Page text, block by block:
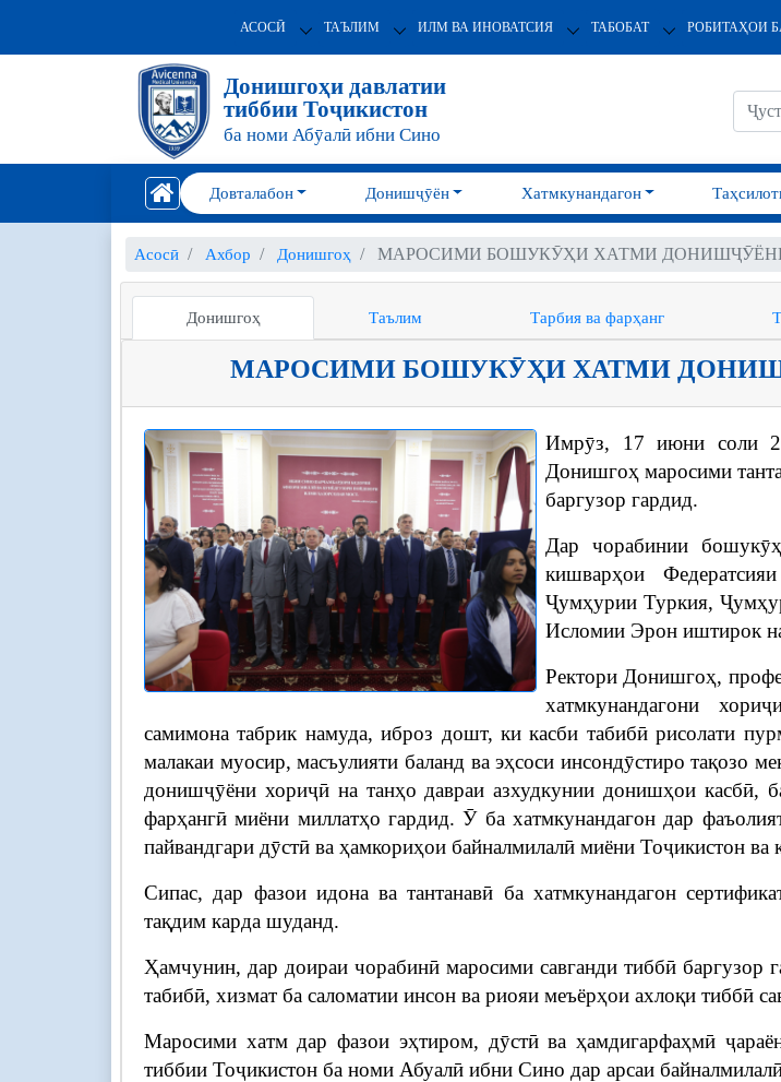
АСОСӢ ТАЪЛИМ ИЛМ ВА ИНОВАТСИЯ ТАБОБАТ РОБИТАҲОИ
Донишгоҳи давлатии
тиббии Тоҷикистон
ба номи Абӯалӣ ибни Сино
Довталабон Донишҷӯён Хатмкунандагон
Асосӣ Ахбор Донишгоҳ МАРОСИМИ БОШУКӮҲИ ХАТМИ
Донишгоҳ Таълим Тарбия ва фарҳанг
МАРОСИМИ БОШУКӮҲИ ХАТМИ
Имрӯз, 17 июни соли
Донишгоҳ маросими
баргузор гардид.
Дар чорабинии
кишварҳои
Ҷумҳурии Туркия,
Исломии Эрон иштирок
Ректори Донишгоҳ,
хатмкунандагони
самимона табрик намуда, иброз дошт, ки касби табибӣ рисолати
малакаи муосир, масъулияти баланд ва эҳсоси инсондӯстиро тақозо
донишҷӯёни хориҷӣ на танҳо давраи азхудкунии донишҳои касбӣ,
фарҳангӣ миёни миллатҳо гардид. Ӯ ба хатмкунандагон дар
пайвандгари дӯстӣ ва ҳамкориҳои байналмилалӣ миёни Тоҷикистон ва
Сипас, дар фазои идона ва тантанавӣ ба хатмкунандагон
тақдим карда шуданд.
Ҳамчунин, дар доираи чорабинӣ маросими савганди тиббӣ баргузор
табибӣ, хизмат ба саломатии инсон ва риояи меъёрҳои ахлоқи тиббӣ
Маросими хатм дар фазои эҳтиром, дӯстӣ ва ҳамдигарфаҳмӣ
тиббии Тоҷикистон ба номи Абуалӣ ибни Сино дар арсаи